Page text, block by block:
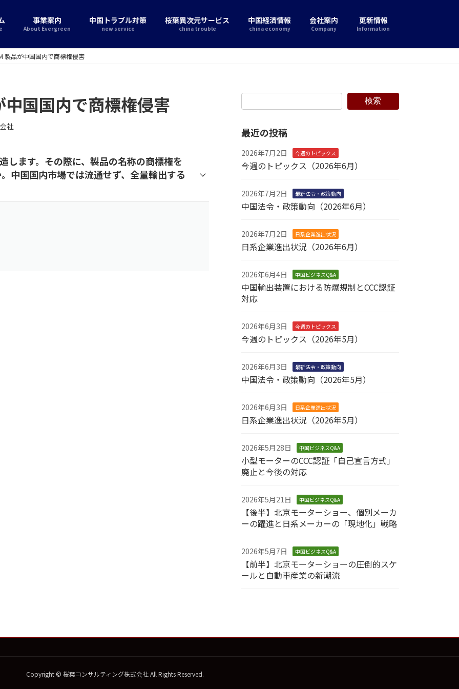
事業案内
About Evergreen
中国トラブル対策
new service
桜葉異次元サービス
china trouble
中国経済情報
china economy
会社案内
Company
更新情報
Information
製品が中国国内で商標権侵害
国国内で商標権侵害
社
します。その際に、製品の名称の商標権を
中国国内市場では流通せず、全量輸出する
検索
最近の投稿
2026年7月2日 今週のトピックス
今週のトピックス（2026年6月）
2026年7月2日 最新法令・政策動向
中国法令・政策動向（2026年6月）
2026年7月2日 日系企業進出状況
日系企業進出状況（2026年6月）
2026年6月4日 中国ビジネスQ&A
中国輸出装置における防爆規制とCCC認証
対応
2026年6月3日 今週のトピックス
今週のトピックス（2026年5月）
2026年6月3日 最新法令・政策動向
中国法令・政策動向（2026年5月）
2026年6月3日 日系企業進出状況
日系企業進出状況（2026年5月）
2026年5月28日 中国ビジネスQ&A
小型モーターのCCC認証「自己宣言方式」
廃止と今後の対応
2026年5月21日 中国ビジネスQ&A
【後半】北京モーターショー、個別メーカ
ーの躍進と日系メーカーの「現地化」戦略
2026年5月7日 中国ビジネスQ&A
【前半】北京モーターショーの圧倒的スケ
ールと自動車産業の新潮流
Copyright © 桜葉コンサルティング株式会社 All Rights Reserved.